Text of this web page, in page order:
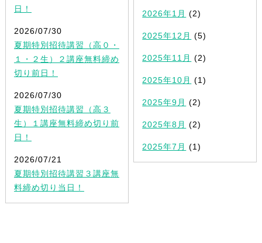
日！
2026/07/30
夏期特別招待講習（高０・
１・２生）２講座無料締め
切り前日！
2026/07/30
夏期特別招待講習（高３
生）１講座無料締め切り前
日！
2026/07/21
夏期特別招待講習３講座無
料締め切り当日！
2026年1月 (2)
2025年12月 (5)
2025年11月 (2)
2025年10月 (1)
2025年9月 (2)
2025年8月 (2)
2025年7月 (1)